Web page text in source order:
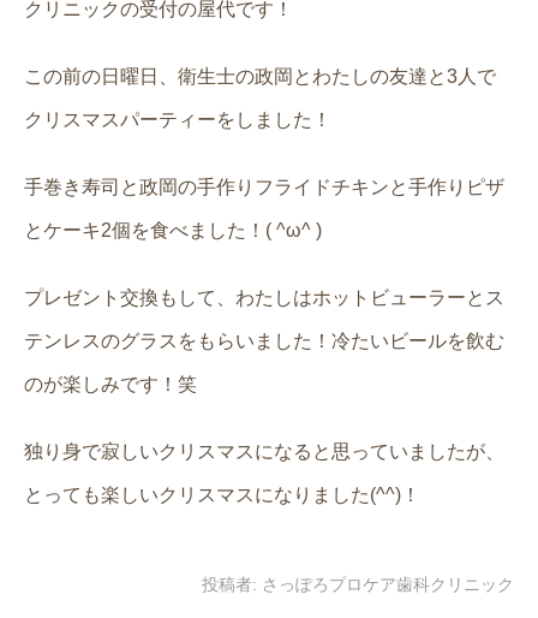
クリニックの受付の屋代です！
この前の日曜日、衛生士の政岡とわたしの友達と3人で
クリスマスパーティーをしました！
手巻き寿司と政岡の手作りフライドチキンと手作りピザ
とケーキ2個を食べました！( ^ω^ )
プレゼント交換もして、わたしはホットビューラーとス
テンレスのグラスをもらいました！冷たいビールを飲む
のが楽しみです！笑
独り身で寂しいクリスマスになると思っていましたが、
とっても楽しいクリスマスになりました(^^)！
投稿者: さっぽろプロケア歯科クリニック